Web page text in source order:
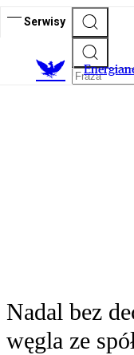
Serwisy
E
Nadal bez
węgla ze